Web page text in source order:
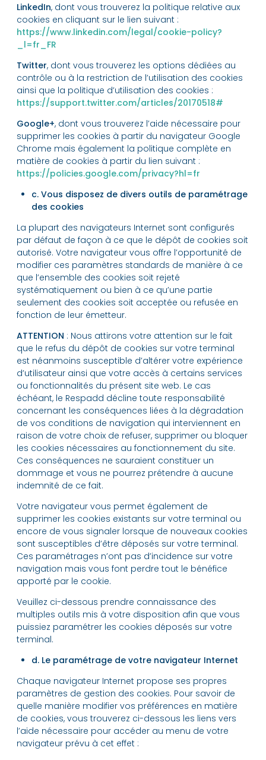
LinkedIn, dont vous trouverez la politique relative aux
cookies en cliquant sur le lien suivant :
https://www.linkedin.com/legal/cookie-policy?
_l=fr_FR
Twitter, dont vous trouverez les options dédiées au
contrôle ou à la restriction de l’utilisation des cookies
ainsi que la politique d’utilisation des cookies :
https://support.twitter.com/articles/20170518#
Google+, dont vous trouverez l’aide nécessaire pour
supprimer les cookies à partir du navigateur Google
Chrome mais également la politique complète en
matière de cookies à partir du lien suivant :
https://policies.google.com/privacy?hl=fr
c. Vous disposez de divers outils de paramétrage
des cookies
La plupart des navigateurs Internet sont configurés
par défaut de façon à ce que le dépôt de cookies soit
autorisé. Votre navigateur vous offre l’opportunité de
modifier ces paramètres standards de manière à ce
que l’ensemble des cookies soit rejeté
systématiquement ou bien à ce qu’une partie
seulement des cookies soit acceptée ou refusée en
fonction de leur émetteur.
ATTENTION : Nous attirons votre attention sur le fait
que le refus du dépôt de cookies sur votre terminal
est néanmoins susceptible d’altérer votre expérience
d’utilisateur ainsi que votre accès à certains services
ou fonctionnalités du présent site web. Le cas
échéant, le Respadd décline toute responsabilité
concernant les conséquences liées à la dégradation
de vos conditions de navigation qui interviennent en
raison de votre choix de refuser, supprimer ou bloquer
les cookies nécessaires au fonctionnement du site.
Ces conséquences ne sauraient constituer un
dommage et vous ne pourrez prétendre à aucune
indemnité de ce fait.
Votre navigateur vous permet également de
supprimer les cookies existants sur votre terminal ou
encore de vous signaler lorsque de nouveaux cookies
sont susceptibles d’être déposés sur votre terminal.
Ces paramétrages n’ont pas d’incidence sur votre
navigation mais vous font perdre tout le bénéfice
apporté par le cookie.
Veuillez ci-dessous prendre connaissance des
multiples outils mis à votre disposition afin que vous
puissiez paramétrer les cookies déposés sur votre
terminal.
d. Le paramétrage de votre navigateur Internet
Chaque navigateur Internet propose ses propres
paramètres de gestion des cookies. Pour savoir de
quelle manière modifier vos préférences en matière
de cookies, vous trouverez ci-dessous les liens vers
l’aide nécessaire pour accéder au menu de votre
navigateur prévu à cet effet :